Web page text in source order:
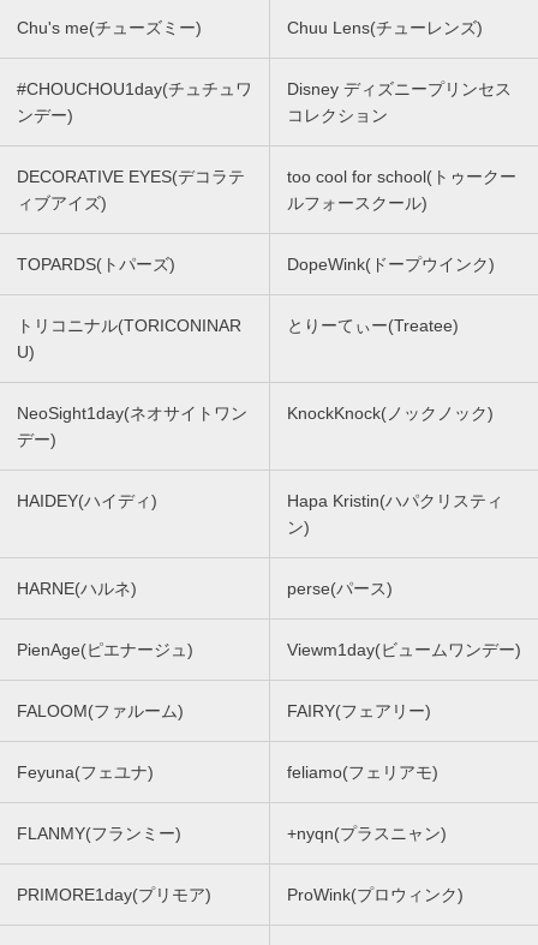
Chu's me(チューズミー) Chuu Lens(チューレンズ)
#CHOUCHOU1day(チュチュワ
ンデー)
Disney ディズニープリンセス
コレクション
DECORATIVE EYES(デコラテ
ィブアイズ)
too cool for school(トゥークー
ルフォースクール)
TOPARDS(トパーズ) DopeWink(ドープウインク)
トリコニナル(TORICONINAR
U)
とりーてぃー(Treatee)
NeoSight1day(ネオサイトワン
デー)
KnockKnock(ノックノック)
HAIDEY(ハイディ)
Hapa Kristin(ハパクリスティ
ン)
HARNE(ハルネ) perse(パース)
PienAge(ピエナージュ) Viewm1day(ビュームワンデー)
FALOOM(ファルーム) FAIRY(フェアリー)
Feyuna(フェユナ) feliamo(フェリアモ)
FLANMY(フランミー) +nyqn(プラスニャン)
PRIMORE1day(プリモア) ProWink(プロウィンク)